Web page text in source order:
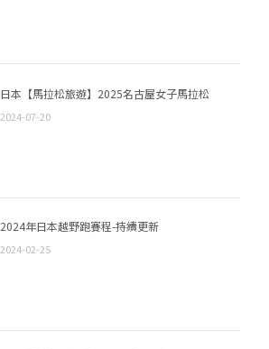
日本【馬拉松旅遊】2025名古屋女子馬拉松
2024-07-20
2024年日本越野跑賽程-持續更新
2024-02-25